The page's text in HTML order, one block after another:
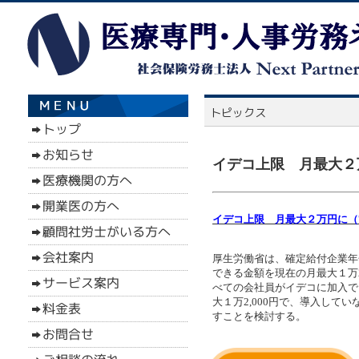
イデコ上限 月最大２
イデコ上限 月最大２万円に
厚生労働省は、確定給付企業
できる金額を現在の月最大１
べての会社員がイデコに加入
大１万2,000円で、導入してい
すことを検討する。